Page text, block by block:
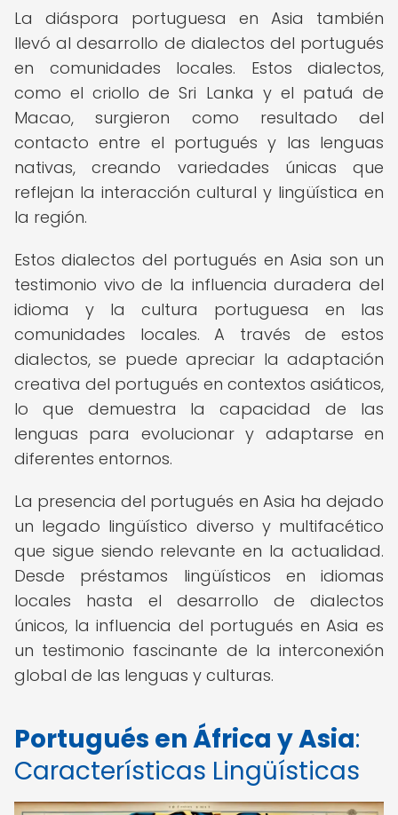
La diáspora portuguesa en Asia también
llevó al desarrollo de dialectos del portugués
en comunidades locales. Estos dialectos,
como el criollo de Sri Lanka y el patuá de
Macao, surgieron como resultado del
contacto entre el portugués y las lenguas
nativas, creando variedades únicas que
reflejan la interacción cultural y lingüística en
la región.
Estos dialectos del portugués en Asia son un
testimonio vivo de la influencia duradera del
idioma y la cultura portuguesa en las
comunidades locales. A través de estos
dialectos, se puede apreciar la adaptación
creativa del portugués en contextos asiáticos,
lo que demuestra la capacidad de las
lenguas para evolucionar y adaptarse en
diferentes entornos.
La presencia del portugués en Asia ha dejado
un legado lingüístico diverso y multifacético
que sigue siendo relevante en la actualidad.
Desde préstamos lingüísticos en idiomas
locales hasta el desarrollo de dialectos
únicos, la influencia del portugués en Asia es
un testimonio fascinante de la interconexión
global de las lenguas y culturas.
Portugués en África y Asia:
Características Lingüísticas